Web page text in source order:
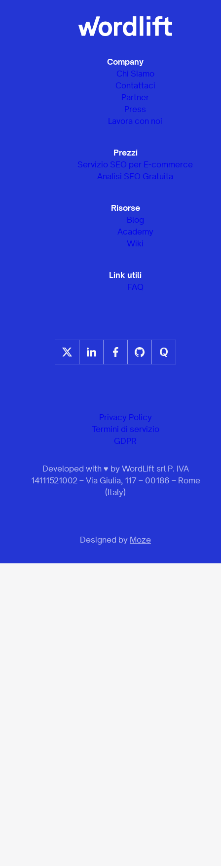
Company
Chi Siamo
Contattaci
Partner
Press
Lavora con noi
Prezzi
Servizio SEO per E-commerce
Analisi SEO Gratuita
Risorse
Blog
Academy
Wiki
Link utili
FAQ
Privacy Policy
Termini di servizio
GDPR
Developed with ♥ by WordLift srl P. IVA
14111521002 – Via Giulia, 117 – 00186 – Rome
(Italy)
Designed by Moze